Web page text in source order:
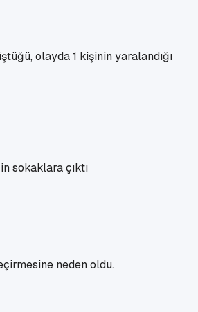
olayda 1 kişinin yaralandığı
sokaklara çıktı
neden oldu.